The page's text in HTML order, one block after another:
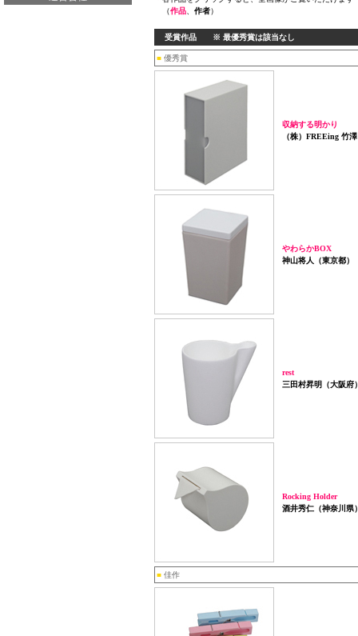
（作品 作者）
受賞作品 ※ 最優秀賞は該当なし
■ 優秀賞
収納する明かり
（株）FREEing 竹
やわらかBOX
神山将人（東京都）
rest
三田村昇明（大阪府）
Rocking Holder
酒井秀仁（神奈川県）
■ 佳作